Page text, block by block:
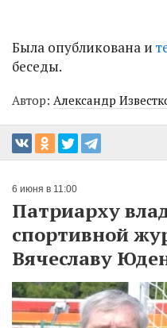
Была опубликована и
беседы.
Автор: Александр
6 июня в 11:00
Патриарху
спортивной
Вячеславу